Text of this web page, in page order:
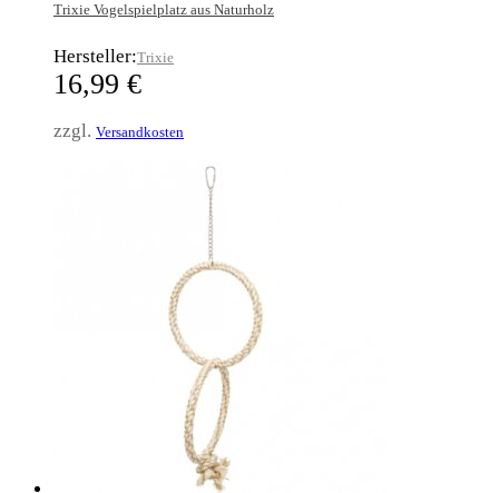
Trixie Vogelspielplatz aus Naturholz
Hersteller:Trixie
16,99 €
zzgl. Versandkosten